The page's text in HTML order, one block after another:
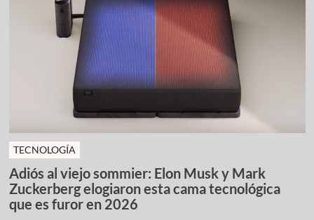
TECNOLOGÍA
Adiós al viejo sommier: Elon Musk y Mark
Zuckerberg elogiaron esta cama tecnológica
que es furor en 2026